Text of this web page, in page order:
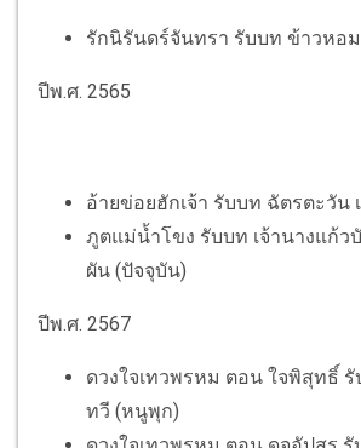
รักนิรันดร์จันทรา รับบท ข้าวหอม
ปีพ.ศ. 2565
อ้ายข่อยฮักเจ้า รับบท ​ฉัตรตะวัน
ภูตแม่น้ำโขง รับบท ​เจ้านางแก้ว
ผัน (ปัจจุบัน)
ปีพ.ศ. 2567
ดวงใจเทวพรหม ตอน ใจพิสุทธิ์
ทวี (หนูพุก)